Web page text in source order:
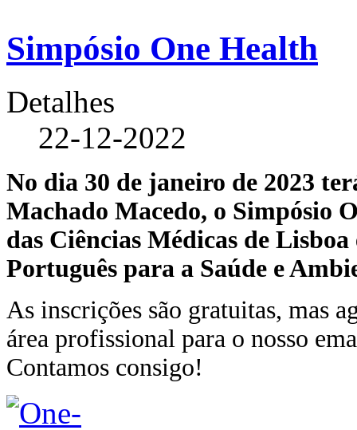
Simpósio One Health
Detalhes
22-12-2022
No dia 30 de janeiro de 2023
Machado Macedo, o Simpósio
das Ciências Médicas de
Português para a Saúde e
As inscrições são gratuitas, mas
área profissional para o nosso
Contamos consigo!